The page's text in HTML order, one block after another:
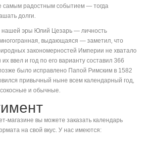
самым радостным событием — тогда
долги.
нашей эры Юлий Цезарь — личность
выдающаяся — заметил, что
закономерностей Империи не хватало
ввел и год по его варианту составил 366
было исправлено Папой Римским в 1582
привычный ныне всем календарный год,
и обычные.
магазине вы можете заказать календарь
на свой вкус. У нас имеются: